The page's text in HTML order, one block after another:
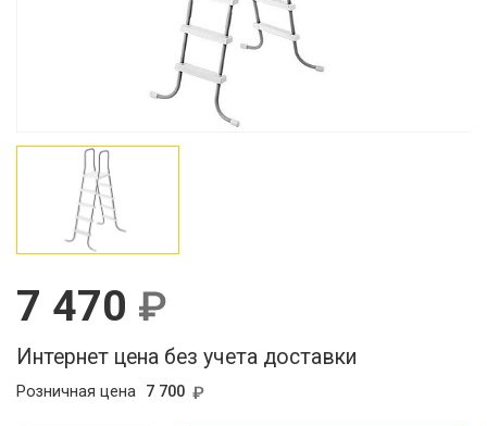
7 470
Интернет цена без учета доставки
7 700
Розничная цена